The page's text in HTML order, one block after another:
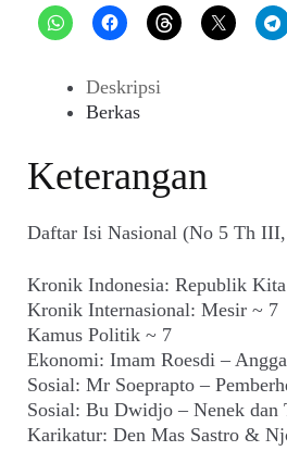
1952)
Deskripsi
Berkas
Keterangan
Daftar Isi Nasional (No 5 Th
Kronik Indonesia: Republik
Kronik Internasional: Mesir ~ 7
Kamus Politik ~ 7
Ekonomi: Imam Roesdi –
Sosial: Mr Soeprapto –
Sosial: Bu Dwidjo – Nenek dan
Karikatur: Den Mas Sastro &